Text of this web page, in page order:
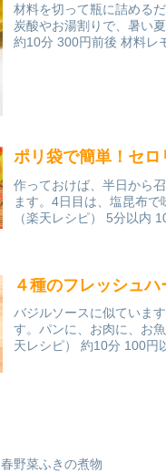
材料を切って瓶に詰める
炭酸やお湯割りで、暑い
約10分 300円前後 材料レ
ポリ袋で簡単！セ
作っておけば、半日から
ます。4日目は、塩昆布
（楽天レシピ） 5分以内
４種のフレッシュ
バジルソースに似ていま
す。パンに、お肉に、お
天レシピ） 約10分 100円
春野菜ふきの煮物